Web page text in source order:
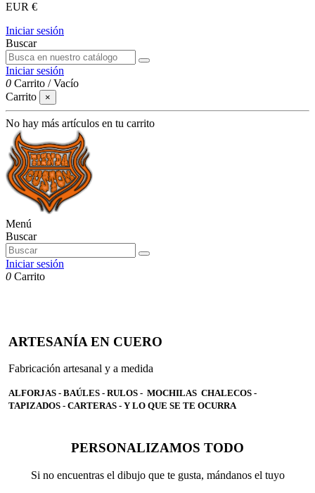
EUR €
Iniciar sesión
Buscar
Iniciar sesión
0 Carrito /Vacío
Carrito
×
No hay más artículos en tu carrito
Menú
Buscar
Iniciar sesión
0 Carrito
ARTESANÍA EN CUERO
Fabricación artesanal y a medida
ALFORJAS - BAÚLES - RULOS - MOCHILAS CHALECOS -
TAPIZADOS - CARTERAS - Y LO QUE SE TE OCURRA
PERSONALIZAMOS TODO
Si no encuentras el dibujo que te gusta, mándanos el tuyo